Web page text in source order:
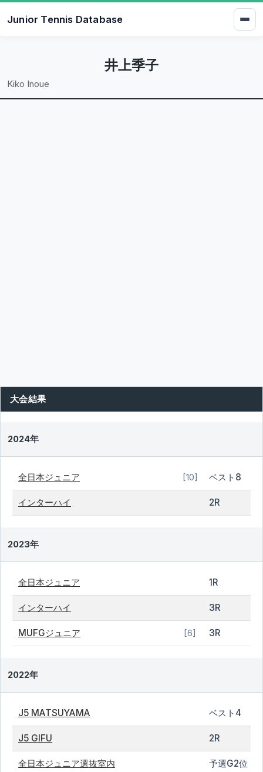
Junior Tennis Database
井上季子
Kiko Inoue
大会結果
2024年
全日本ジュニア [10] ベスト8
インターハイ 2R
2023年
全日本ジュニア 1R
インターハイ 3R
MUFGジュニア [6] 3R
2022年
J5 MATSUYAMA ベスト4
J5 GIFU 2R
全日本ジュニア選抜室内 予選G2位